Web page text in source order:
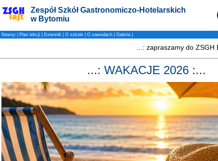
Zespół Szkół Gastronomiczo-Hotelarskich
w Bytomiu
Newsy Plan lekcji Dziennik O szkole O zawodach Galeria
...: WAKACJE 2026 :...